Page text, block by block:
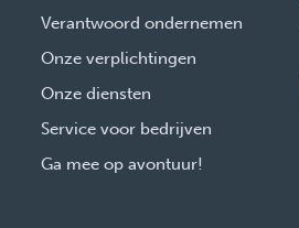
Verantwoord ondernemen
Onze verplichtingen
Onze diensten
Service voor bedrijven
Ga mee op avontuur!